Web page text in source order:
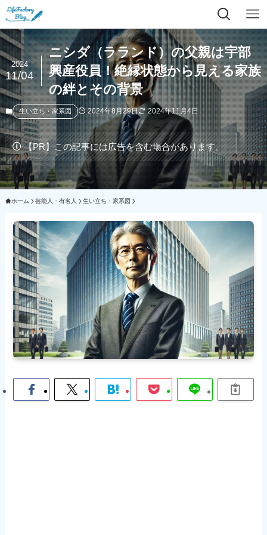
ニシダ（ラランド）の父親は宇部
興産役員！絶縁状態から見える家族
の絆とその背景
2024
11/04
生い立ち・家系図 2024年8月29日 2024年11月4日
【PR】この記事には広告を含む場合があります。
ホーム 芸能人・有名人 生い立ち・家系図